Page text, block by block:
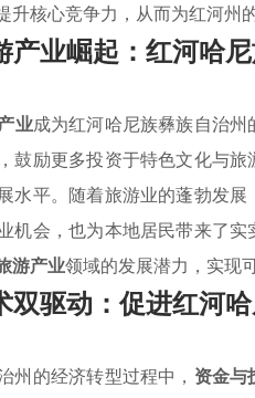
升核心竞争力，从而为红河州
产业崛起：红河哈
业成为红河哈尼族彝族自治
鼓励更多投资于特色文化与
水平。随着旅游业的蓬勃发
机会，也为本地居民带来了
游产业领域的发展潜力，实现
双驱动：促进红河
州的经济转型过程中， 资金与